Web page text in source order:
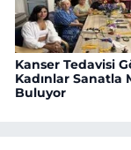
Kanser Tedavisi
Kadınlar Sanatla
Buluyor